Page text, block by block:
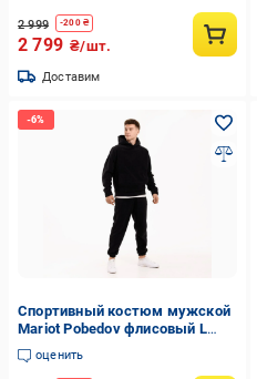
2 999 -200₴
2 799 ₴/шт.
Доставим
Спортивный костюм мужской
Mariot Pobedov флисовый L
Черный (26195/1/3)
оценить